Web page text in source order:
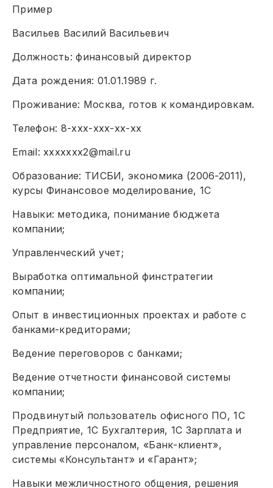
Пример
Васильев Василий Васильевич
Должность: финансовый директор
Дата рождения: 01.01.1989 г.
Проживание: Москва, готов к командировкам.
Телефон: 8-ххх-ххх-хх-хх
Email: ххххххх2@mail.ru
Образование: ТИСБИ, экономика (2006-2011),
курсы Финансовое моделирование, 1С
Навыки: методика, понимание бюджета
компании;
Управленческий учет;
Выработка оптимальной финстратегии
компании;
Опыт в инвестиционных проектах и работе с
банками-кредиторами;
Ведение переговоров с банками;
Ведение отчетности финансовой системы
компании;
Продвинутый пользователь офисного ПО, 1С
Предприятие, 1С Бухгалтерия, 1С Зарплата и
управление персоналом, «Банк-клиент»,
системы «Консультант» и «Гарант»;
Навыки межличностного общения, решения